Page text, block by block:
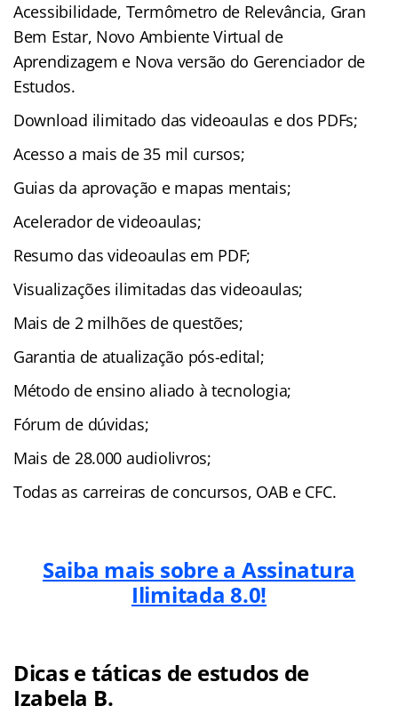
Acessibilidade, Termômetro de Relevância, Gran
Bem Estar, Novo Ambiente Virtual de
Aprendizagem e Nova versão do Gerenciador de
Estudos.
Download ilimitado das videoaulas e dos PDFs;
Acesso a mais de 35 mil cursos;
Guias da aprovação e mapas mentais;
Acelerador de videoaulas;
Resumo das videoaulas em PDF;
Visualizações ilimitadas das videoaulas;
Mais de 2 milhões de questões;
Garantia de atualização pós-edital;
Método de ensino aliado à tecnologia;
Fórum de dúvidas;
Mais de 28.000 audiolivros;
Todas as carreiras de concursos, OAB e CFC.
Saiba mais sobre a Assinatura
Ilimitada 8.0!
Dicas e táticas de estudos de
Izabela B.